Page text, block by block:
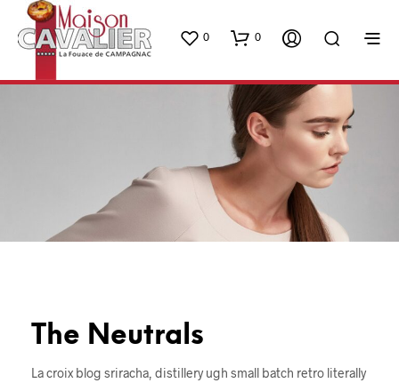
0 0
The Neutrals
La croix blog sriracha, distillery ugh small batch retro literally